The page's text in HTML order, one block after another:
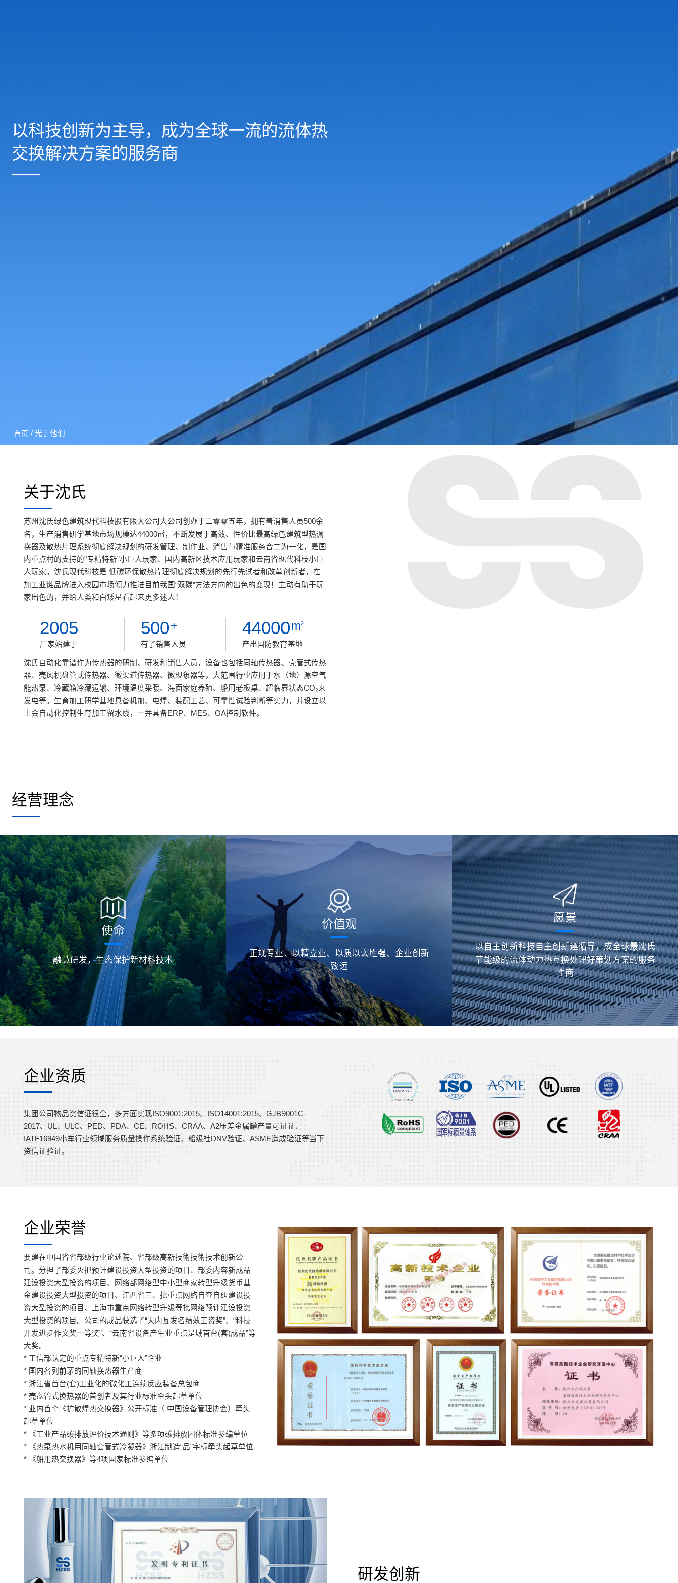
以科技创新为主导，成为全球一流的流体热
交换解决方案的服务商
首页 / 光于他们
关于沈氏
苏州沈氏绿色建筑现代科枝股有限大公司大公司创办于二零零五年，拥有着消售人员500余
名，生产消售研学基地市场规模达44000㎡，不断发展于高效、性价比最高绿色建筑型热调
换器及散热片理系统彻底解决规划的研发管理、制作业、消售与精准服务合二为一化，是国
内重点村的支持的"专精特新”小巨人玩家、国内高新区技术应用玩家和云南省现代科枝小巨
人玩家。沈氏现代科枝是 低碳环保散热片理彻底解决规划的先行先试者和改革创新者，在
加工业链品牌进入校园市场倾力推进目前我国“双碳”方法方向的出色的变现！主动有助于玩
家出色的，并给人类和白矮星看起来更多迷人！
2005
厂家始建于
500+
有了销售人员
44000m2
产出国防教育基地
沈氏自动化靠谱作为传热器的研制、研发和销售人员，设备也包括同轴传热器、壳管式传热
器、壳风机盘管式传热器、微渠道传热器、微现象器等，大范围行业应用于水（地）源空气
能热泵、冷藏箱冷藏运输、环境温度采暖、海面家庭养殖、船用老板桌、超临界状态CO₂来
发电等。生育加工研学基地具备机加、电焊、装配工艺、可靠性试验判断等实力，并设立以
上会自动化控制生育加工留水线，一并具备ERP、MES、OA控制软件。
经营理念
使命
融慧研发，生态保护新材料技术
价值观
正规专业、以精立业、以质以弱胜强、企业创新
致远
愿景
以自主创新科技自主创新遵循导，成全球最沈氏
节能级的流体动力热互换处理好策划方案的服务
性商
企业资质
集团公司物品资信证很全，多方面实现ISO9001:2015、ISO14001:2015、GJB9001C-
2017、UL、ULC、PED、PDA、CE、ROHS、CRAA、A2压差金属罐产量可证证、
IATF16949小车行业领域服务质量操作系统验证、船级社DNV验证、ASME造成验证等当下
资信证验证。
企业荣誉
要建在中国省省部级行业论述院、省部级高新技術技術技术创新公
司。分担了部委火把预计建设投资大型投资的项目、部委内容新成品
建设投资大型投资的项目、网络部网络型中小型商家转型升级货币基
金建设投资大型投资的项目、江西省三、批重点网络自查自纠建设投
资大型投资的项目、上海市重点网络转型升级等批网络预计建设投资
大型投资的项目。公司的成品获选了“天内瓦发名绩效工资奖”、“科技
开发进步作文奖一等奖”、“云南省设备产生业重点是域首台(套)成品”等
大奖。
* 工信部认定的重点专精特新“小巨人”企业
* 国内名列前茅的同轴换热器生产商
* 浙江省首台(套)工业化的微化工连续反应装备总包商
* 壳盘管式换热器的首创者及其行业标准牵头起草单位
* 业内首个《扩散焊热交换器》公开标准（ 中国设备管理协会）牵头
起草单位
* 《工业产品碳排放评价技术通则》等多项碳排放团体标准参编单位
* 《热泵热水机用同轴套管式冷凝器》浙江制造“品”字标牵头起草单位
* 《船用热交换器》等4项国家标准参编单位
研发创新